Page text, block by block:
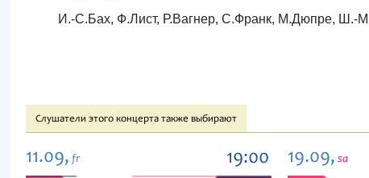
И.-С.Бах, Ф.Лист, Р.Вагнер, С.Франк, М.Дюпре, Ш.-
Слушатели этого концерта также выбирают
11.09, fr 19:00 19.09, sa